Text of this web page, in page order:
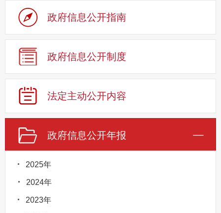
政府信息公开指南
政府信息公开制度
法定主动公开内容
政府信息公开年报
2025年
2024年
2023年